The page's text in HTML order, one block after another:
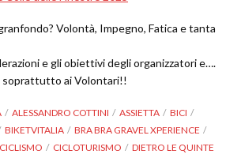
Volontà, Impegno, Fatica e tanta
e gli obiettivi degli organizzatori e….
soprattutto ai Volontari!!
ALESSANDRO COTTINI ASSIETTA
BICI
BIKETVITALIA
BRA BRA GRAVEL XPERIENCE
CICLISMO CICLOTURISMO
DIETRO LE QUINTE